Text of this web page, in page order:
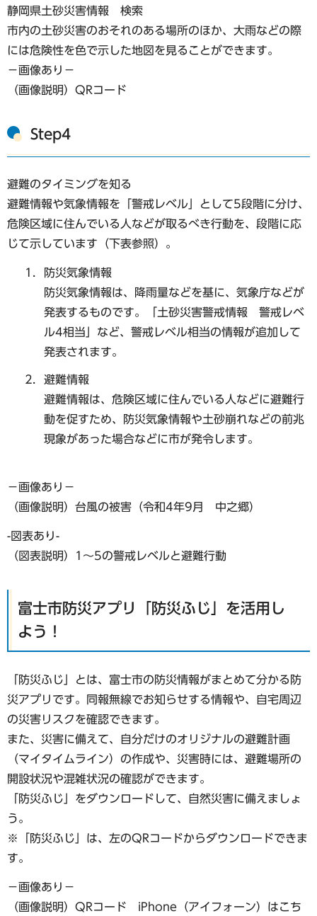
静岡県土砂災害情報 検索
市内の土砂災害のおそれのある場所のほか、大雨などの際
には危険性を色で示した地図を見ることができます。
−画像あり−
（画像説明）QRコード
Step4
避難のタイミングを知る
避難情報や気象情報を「警戒レベル」として5段階に分け、
危険区域に住んでいる人などが取るべき行動を、段階に応
じて示しています（下表参照）。
防災気象情報
防災気象情報は、降雨量などを基に、気象庁などが
発表するものです。「土砂災害警戒情報 警戒レベ
ル4相当」など、警戒レベル相当の情報が追加して
発表されます。
避難情報
避難情報は、危険区域に住んでいる人などに避難行
動を促すため、防災気象情報や土砂崩れなどの前兆
現象があった場合などに市が発令します。
−画像あり−
（画像説明）台風の被害（令和4年9月 中之郷）
-図表あり-
（図表説明）1〜5の警戒レベルと避難行動
富士市防災アプリ「防災ふじ」を活用し
よう！
「防災ふじ」とは、富士市の防災情報がまとめて分かる防
災アプリです。同報無線でお知らせする情報や、自宅周辺
の災害リスクを確認できます。
また、災害に備えて、自分だけのオリジナルの避難計画
（マイタイムライン）の作成や、災害時には、避難場所の
開設状況や混雑状況の確認ができます。
「防災ふじ」をダウンロードして、自然災害に備えましょ
う。
※「防災ふじ」は、左のQRコードからダウンロードできま
す。
−画像あり−
（画像説明）QRコード iPhone（アイフォーン）はこち